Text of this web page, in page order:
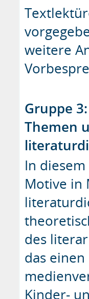
weitere
Gruppe
Themen
In
Motive in
des
das
Kinder-